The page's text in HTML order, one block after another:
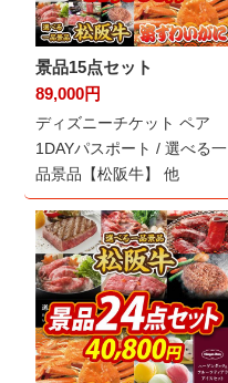
景品15点セット
89,000円
ディズニーチケット ペア
1DAYパスポート / 選べる一
品景品【松阪牛】 他